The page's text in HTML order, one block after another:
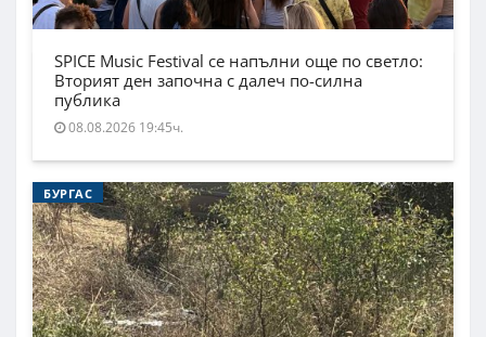
SPICE Music Festival се напълни още по светло:
Вторият ден започна с далеч по-силна
публика
08.08.2026 19:45ч.
БУРГАС